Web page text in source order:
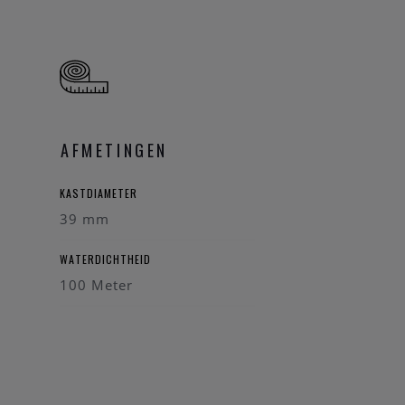
counter, datum
AFMETINGEN
KASTDIAMETER
39 mm
WATERDICHTHEID
100 Meter